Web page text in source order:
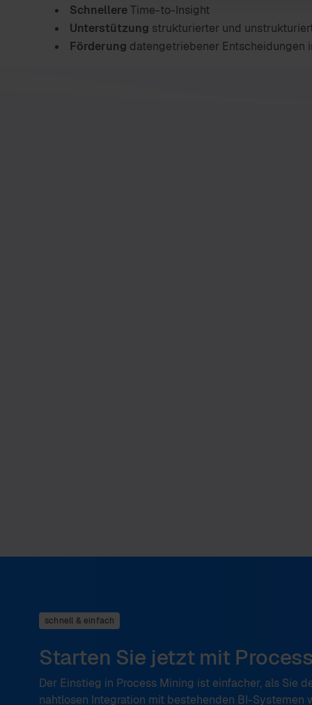
SchnellereTime-to-Insight
Unterstützung strukturierter und
Förderung datengetriebener Entscheidungen
schnell & einfach
Starten Sie jetzt mit
Der Einstieg in Process Mining ist einfacher, als Sie
nahtlosen Integration mit bestehenden BI-Systemen